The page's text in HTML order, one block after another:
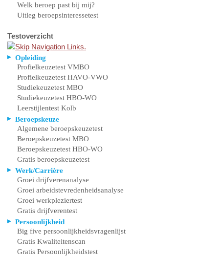
Welk beroep past bij mij?
Uitleg beroepsinteressetest
Testoverzicht
Opleiding
Profielkeuzetest VMBO
Profielkeuzetest HAVO-VWO
Studiekeuzetest MBO
Studiekeuzetest HBO-WO
Leerstijlentest Kolb
Beroepskeuze
Algemene beroepskeuzetest
Beroepskeuzetest MBO
Beroepskeuzetest HBO-WO
Gratis beroepskeuzetest
Werk/Carrière
Groei drijfverenanalyse
Groei arbeidstevredenheidsanalyse
Groei werkpleziertest
Gratis drijfverentest
Persoonlijkheid
Big five persoonlijkheidsvragenlijst
Gratis Kwaliteitenscan
Gratis Persoonlijkheidstest